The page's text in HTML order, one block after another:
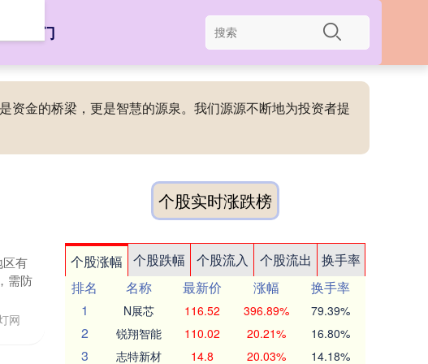
手入门
资金的桥梁，更是智慧的源泉。我们源源不断地为投资者提
区有
需防
网
个股实时涨跌榜
个股涨幅 个股跌幅 个股流入 个股流出
换手率
排名
名称 最新价 涨幅
换手率
1
N展芯 116.52 396.89% 79.39%
2 锐翔智能 110.02 20.21% 16.80%
3 志特新材 14.8 20.03% 14.18%